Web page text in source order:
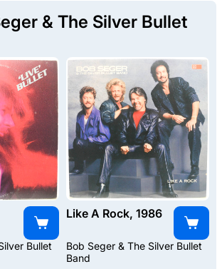
& The Silver Bullet
Bullet
Like A Rock, 1986
Bob Seger & The Silver Bullet
Band